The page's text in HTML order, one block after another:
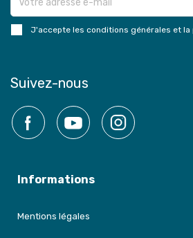
J'accepte les conditions générales et
Suivez-nous
Facebook YouTube
Informations
Mentions légales